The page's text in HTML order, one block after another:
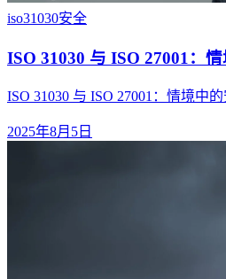
iso31030安全
ISO 31030 与 ISO 27001：
ISO 31030 与 ISO 27001：情境中
2025年8月5日